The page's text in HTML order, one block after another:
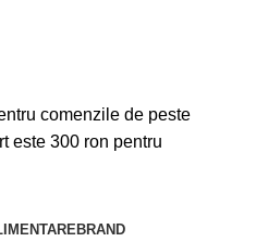
comenzile de peste
este 300 ron pentru
BRAND